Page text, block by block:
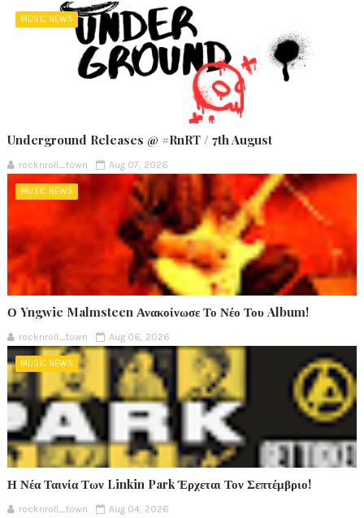
MUSIC NEWS
Underground Releases @ #RnRT / 7th August
rocknroll_town Aug 07, 2026
MUSIC NEWS
Ο Yngwie Malmsteen Ανακοίνωσε Το Νέο Του Album!
rocknroll_town Aug 06, 2026
MUSIC NEWS
Η Νέα Ταινία Των Linkin Park Έρχεται Τον Σεπτέμβριο!
rocknroll_town Aug 04, 2026